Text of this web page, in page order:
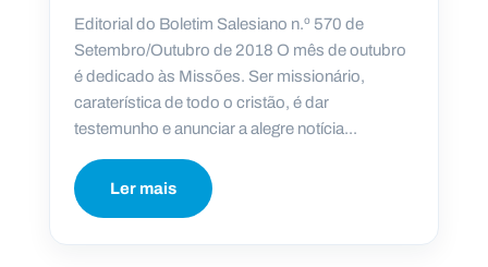
Editorial do Boletim Salesiano n.º 570 de
Setembro/Outubro de 2018 O mês de outubro
é dedicado às Missões. Ser missionário,
caraterística de todo o cristão, é dar
testemunho e anunciar a alegre notícia...
Ler mais